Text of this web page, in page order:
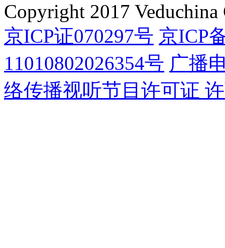
Copyright 2017
京ICP证070297号 京ICP
11010802026354号 广播
络传播视听节目许可证